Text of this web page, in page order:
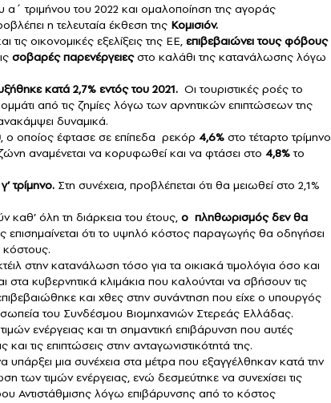
α΄ τριμήνου του 2022 και ομαλοποίηση της αγοράς
η τελευταία έκθεση της Κομισιόν.
οικονομικές εξελίξεις της ΕΕ, επιβεβαιώνει τους φόβους
σοβαρές παρενέργειεςστο καλάθι της κατανάλωσης λόγω
κατά 2,7% εντός του 2021. Οι τουριστικές ροές το
από τις ζημίες λόγω των αρνητικών επιπτώσεων της
δυναμικά.
, ο οποίος έφτασε σε επίπεδα ρεκόρ 4,6% στο τέταρτο τρίμηνο
αναμένεται να κορυφωθεί και να φτάσει στο 4,8%το
τρίμηνο. Στη συνέχεια, προβλέπεται ότι θα μειωθεί στο 2,1%
καθ’ όλη τη διάρκεια του έτους,ο πληθωρισμός δεν θα
επισημαίνεται ότι το υψηλό κόστος παραγωγής θα οδηγήσει
κόστους.
στην κατανάλωση τόσο για τα οικιακά τιμολόγια όσο και
στα κυβερνητικά κλιμάκια που καλούνται να σβήσουν τις
και χθες στην συνάντηση που είχε ο υπουργός
του Συνδέσμου Βιομηχανιών Στερεάς Ελλάδας.
ενέργειας και τη σημαντική επιβάρυνση που αυτές
τις επιπτώσεις στην ανταγωνιστικότητά της.
μια συνέχεια στα μέτρα που εξαγγέλθηκαν κατά την
των τιμών ενέργειας, ενώ δεσμεύτηκε να συνεχίσει τις
Αντιστάθμισης λόγω επιβάρυνσης από το κόστος